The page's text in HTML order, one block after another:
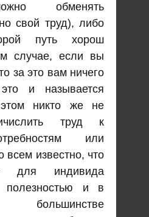
обменять
свой труд), либо
путь хорош
случае, если вы
за это вам ничего
и называется
никто же не
труд к
или
всем известно, что
для индивида
полезностью и в
большинстве